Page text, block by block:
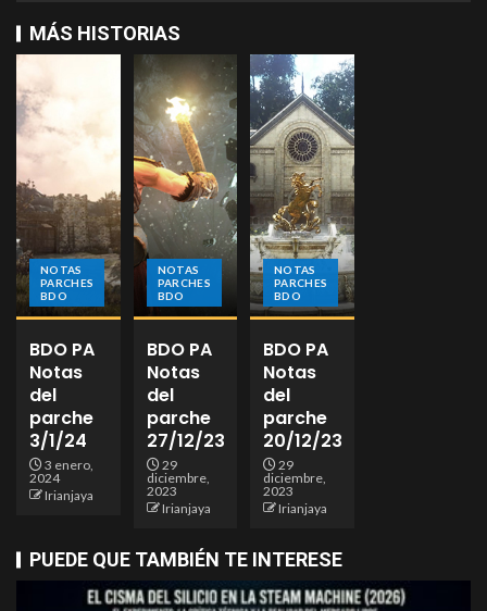
MÁS HISTORIAS
NOTAS
PARCHES
BDO
BDO PA
Notas
del
parche
3/1/24
3 enero,
2024
Irianjaya
NOTAS
PARCHES
BDO
BDO PA
Notas
del
parche
27/12/23
29
diciembre,
2023
Irianjaya
NOTAS
PARCHES
BDO
BDO PA
Notas
del
parche
20/12/23
29
diciembre,
2023
Irianjaya
PUEDE QUE TAMBIÉN TE INTERESE